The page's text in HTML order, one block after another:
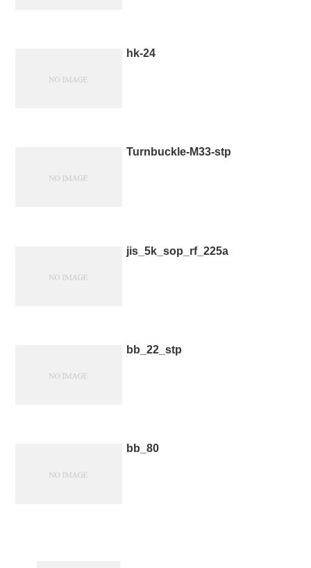
hk-24
Turnbuckle-M33-stp
jis_5k_sop_rf_225a
bb_22_stp
bb_80